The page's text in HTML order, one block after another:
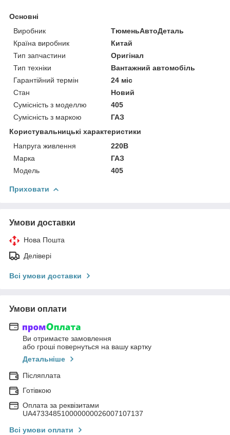
Основні
Виробник
ТюменьАвтоДеталь
Країна виробник
Китай
Тип запчастини
Оригінал
Тип техніки
Вантажний автомобіль
Гарантійний термін
24 міс
Стан
Новий
Сумісність з моделлю
405
Сумісність з маркою
ГАЗ
Користувальницькі характеристики
Напруга живлення
220В
Марка
ГАЗ
Модель
405
Приховати
Умови доставки
Нова Пошта
Делівері
Всі умови доставки
Умови оплати
Ви отримаєте замовлення
або гроші повернуться на вашу картку
Детальніше
Післяплата
Готівкою
Оплата за реквізитами
UA473348510000000026007107137
Всі умови оплати